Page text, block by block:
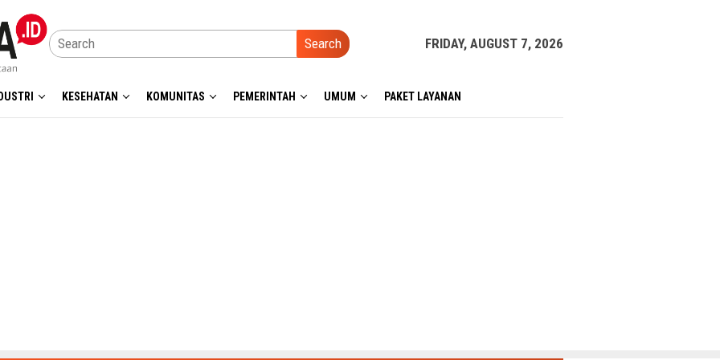
Search FRIDAY, AUGUST 7, 2026
KESEHATAN KOMUNITAS PEMERINTAH UMUM PAKET LAYANAN